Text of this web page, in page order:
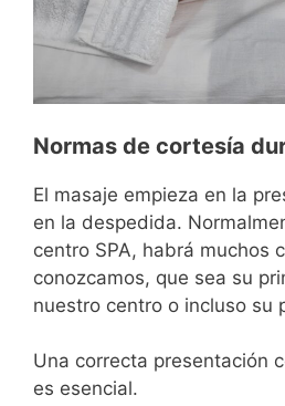
Normas de cortesía
El masaje empieza en la
en la despedida.
centro SPA, habrá muchos
conozcamos, que sea su
nuestro centro o incluso su
Una correcta presentación
es esencial.